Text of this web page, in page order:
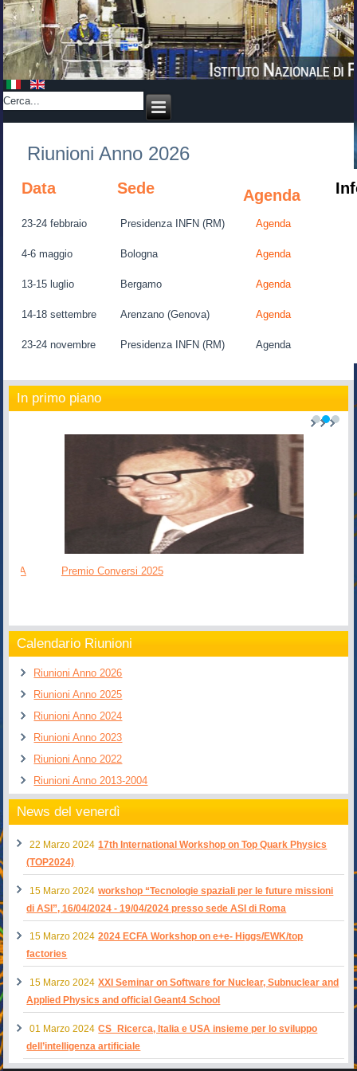
Riunioni Anno 2026
Data Sede Agenda
23-24 febbraio Presidenza INFN (RM) Agenda
4-6 maggio Bologna Agenda
13-15 luglio Bergamo Agenda
14-18 settembre Arenzano (Genova) Agenda
23-24 novembre Presidenza INFN (RM) Agenda
In primo piano
Premio Conversi 2025
Calendario Riunioni
Riunioni Anno 2026
Riunioni Anno 2025
Riunioni Anno 2024
Riunioni Anno 2023
Riunioni Anno 2022
Riunioni Anno 2013-2004
News del venerdì
22 Marzo 2024 17th International Workshop on Top Quark Physics
(TOP2024)
15 Marzo 2024 workshop “Tecnologie spaziali per le future missioni
di ASI”, 16/04/2024 - 19/04/2024 presso sede ASI di Roma
15 Marzo 2024 2024 ECFA Workshop on e+e- Higgs/EWK/top
factories
15 Marzo 2024 XXI Seminar on Software for Nuclear, Subnuclear and
Applied Physics and official Geant4 School
01 Marzo 2024 CS_Ricerca, Italia e USA insieme per lo sviluppo
dell’intelligenza artificiale